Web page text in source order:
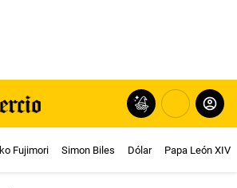
Fujimori Simon Biles Dólar Papa León XIV